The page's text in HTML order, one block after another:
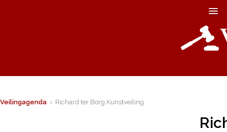
Veilingagenda › Richard ter Borg Kunstveiling